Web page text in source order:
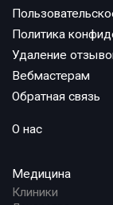
Политика
Удаление
Вебмастерам
Обратная связь
О нас
Медицина
Клиники